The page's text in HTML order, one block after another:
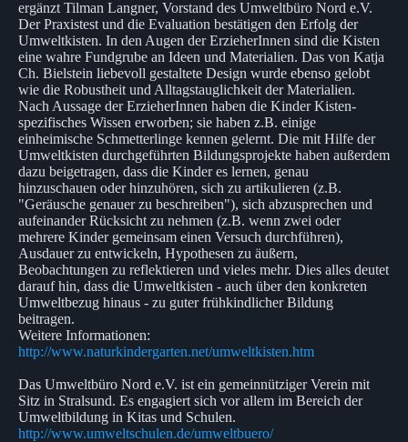
ergänzt Tilman Langner, Vorstand des Umweltbüro Nord e.V.
Der Praxistest und die Evaluation bestätigen den Erfolg der
Umweltkisten. In den Augen der ErzieherInnen sind die Kisten
eine wahre Fundgrube an Ideen und Materialien. Das von Katja
Ch. Bielstein liebevoll gestaltete Design wurde ebenso gelobt
wie die Robustheit und Alltagstauglichkeit der Materialien.
Nach Aussage der ErzieherInnen haben die Kinder Kisten-
spezifisches Wissen erworben; sie haben z.B. einige
einheimische Schmetterlinge kennen gelernt. Die mit Hilfe der
Umweltkisten durchgeführten Bildungsprojekte haben außerdem
dazu beigetragen, dass die Kinder es lernen, genau
hinzuschauen oder hinzuhören, sich zu artikulieren (z.B.
"Geräusche genauer zu beschreiben"), sich abzusprechen und
aufeinander Rücksicht zu nehmen (z.B. wenn zwei oder
mehrere Kinder gemeinsam einen Versuch durchführen),
Ausdauer zu entwickeln, Hypothesen zu äußern,
Beobachtungen zu reflektieren und vieles mehr. Dies alles deutet
darauf hin, dass die Umweltkisten - auch über den konkreten
Umweltbezug hinaus - zu guter frühkindlicher Bildung
beitragen.
Weitere Informationen:
http://www.naturkindergarten.net/umweltkisten.htm
Das Umweltbüro Nord e.V. ist ein gemeinnütziger Verein mit
Sitz in Stralsund. Es engagiert sich vor allem im Bereich der
Umweltbildung in Kitas und Schulen.
http://www.umweltschulen.de/umweltbuero/